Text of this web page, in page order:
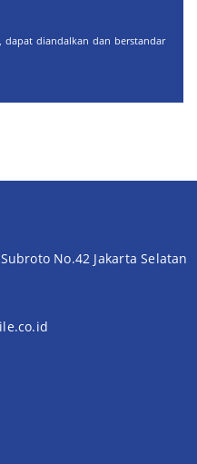
dapat diandalkan dan berstandar
No.42 Jakarta Selatan